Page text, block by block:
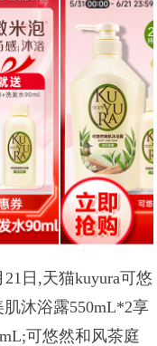
日,天猫kuyura可悠
沐浴露550mL*2享
可悠然和风茶庭